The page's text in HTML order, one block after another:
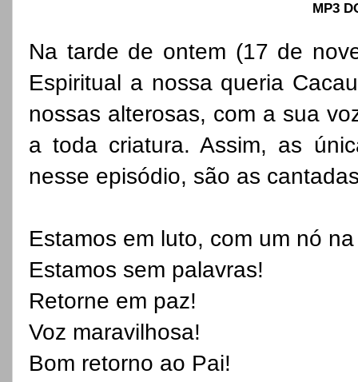
MP3
Na tarde de ontem (17 de
Espiritual a nossa queria
nossas alterosas, com a sua
a toda criatura. Assim, as
nesse episódio, são as
Estamos em luto, com um nó
Estamos sem palavras!
Retorne em paz!
Voz maravilhosa!
Bom retorno ao Pai!